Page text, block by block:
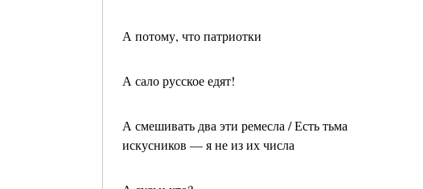
А потому, что патриотки
А сало русское едят!
А смешивать два эти ремесла / Есть тьма
искусников — я не из их числа